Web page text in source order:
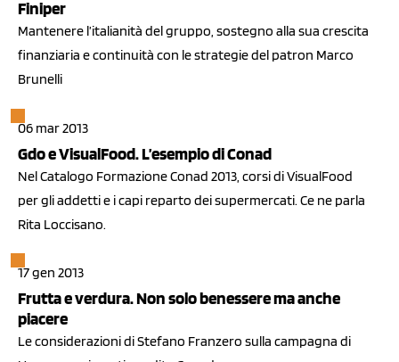
Finiper
Mantenere l’italianità del gruppo, sostegno alla sua crescita
finanziaria e continuità con le strategie del patron Marco
Brunelli
06 mar 2013
Gdo e VisualFood. L’esempio di Conad
Nel Catalogo Formazione Conad 2013, corsi di VisualFood
per gli addetti e i capi reparto dei supermercati. Ce ne parla
Rita Loccisano.
17 gen 2013
Frutta e verdura. Non solo benessere ma anche
piacere
Le considerazioni di Stefano Franzero sulla campagna di